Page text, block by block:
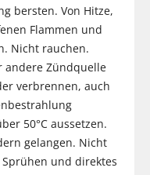
bersten. Von Hitze,
Flammen und
Nicht rauchen.
andere Zündquelle
verbrennen, auch
50°C aussetzen.
gelangen. Nicht
und direktes